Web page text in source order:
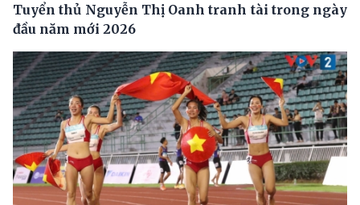
Tuyển thủ Nguyễn Thị Oanh tranh tài trong ngày
đầu năm mới 2026